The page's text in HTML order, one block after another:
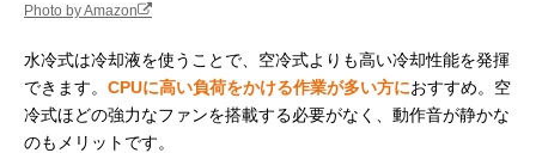
Photo by Amazon
水冷式は冷却液を使うことで、空冷式よりも高い冷却性能を発揮
できます。 CPUに高い負荷をかける作業が多い方におすすめ。空
冷式ほどの強力なファンを搭載する必要がなく、動作音が静かな
のもメリットです。